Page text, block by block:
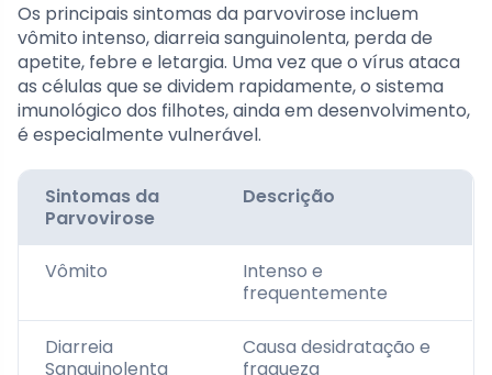
Os principais sintomas da parvovirose incluem
vômito intenso, diarreia sanguinolenta, perda de
apetite, febre e letargia. Uma vez que o vírus ataca
as células que se dividem rapidamente, o sistema
imunológico dos filhotes, ainda em desenvolvimento,
é especialmente vulnerável.
Sintomas da
Parvovirose
Descrição
Vômito
Intenso e
frequentemente
Diarreia
Sanguinolenta
Causa desidratação e
fraqueza